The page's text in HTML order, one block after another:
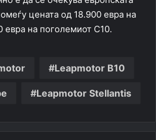
цената од 18.900 евра на
на поголемиот C10.
Leapmotor B10
Leapmotor Stellantis